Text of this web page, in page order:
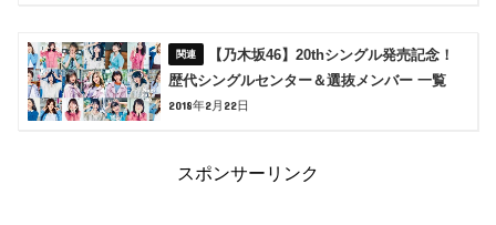
【乃木坂46】20thシングル発売記念！
歴代シングルセンター＆選抜メンバー 一覧
2018年2月22日
スポンサーリンク